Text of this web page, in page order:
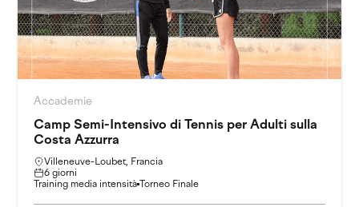
Accademie
Camp Semi-Intensivo di Tennis per Adulti sulla
Costa Azzurra
Villeneuve-Loubet, Francia
6 giorni
Training media intensità Torneo Finale